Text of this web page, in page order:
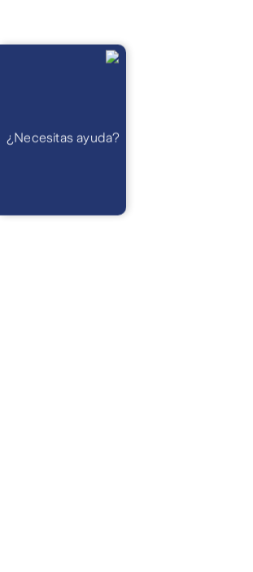
¿Necesitas ayuda?
Llámanos
Atención 24